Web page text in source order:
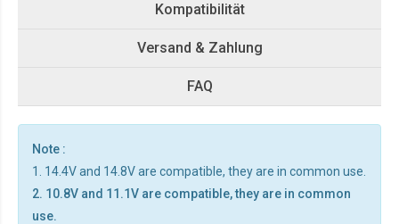
Kompatibilität
Versand & Zahlung
FAQ
Note :
1. 14.4V and 14.8V are compatible, they are in common use.
2. 10.8V and 11.1V are compatible, they are in common
use.